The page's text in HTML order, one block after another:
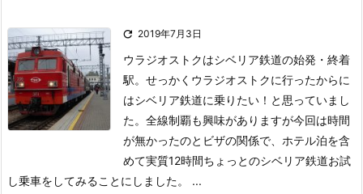
 2019年7月3日
ウラジオストクはシベリア鉄道の始発・終着
駅。 せっかくウラジオストクに行ったからに
はシベリア鉄道に乗りたい！と思っていまし
た。 全線制覇も興味がありますが今回は時間
が無かったのとビザの関係で、ホテル泊を含
めて実質12時間ちょっとのシベリア鉄道お試
し乗車をしてみることにしました。 ...